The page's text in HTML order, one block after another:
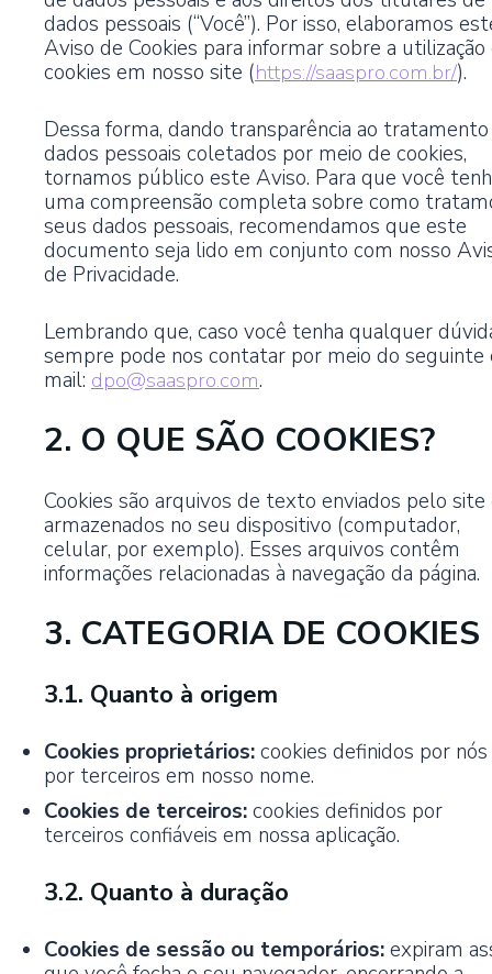
Tome decisões baseadas em dados seguros e precisos.
novas ferramentas.
Suporte técnico e sucesso ao cliente
Suporte dedicado para atingir suas metas de sucesso.
Gestão e otimização contínua
Gestão ágil e inovação constante para manter sua empresa à frente.
Internacional Boat Show
30 de novembro de 2023
Playbook de vendas: marketing e vendas além da busca por leads
Como o ABM e o Social Selling humanizam o marketing B2B e geram
resultados
17 de novembro de 2023
Quantidade x Qualidade: Será que as empresas precisam estar cada
vez mais presentes no maior número de canais possível?
14 de novembro de 2023
dados pessoais (“Você”). Por isso, elaboramos
Aviso de Cookies para informar sobre a utilização
cookies em nosso site (https://saaspro.com.br/).
Dessa forma, dando transparência ao
dados pessoais coletados por meio de cookies,
tornamos público este Aviso. Para que você
uma compreensão completa sobre como
seus dados pessoais, recomendamos que este
documento seja lido em conjunto com nosso
de Privacidade.
Lembrando que, caso você tenha qualquer
sempre pode nos contatar por meio do seguinte
mail: dpo@saaspro.com.
2. O QUE SÃO COOKIES?
Cookies são arquivos de texto enviados pelo site
armazenados no seu dispositivo (computador,
celular, por exemplo). Esses arquivos contêm
informações relacionadas à navegação da página.
3. CATEGORIA DE COOKIES
3.1. Quanto à origem
Cookies proprietários:cookies definidos por
por terceiros em nosso nome.
Cookies de terceiros:cookies definidos por
terceiros confiáveis em nossa aplicação.
3.2. Quanto à duração
Cookies de sessão ou temporários:expiram